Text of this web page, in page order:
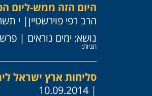
היום הזה ממש-ליום
הרב רפי פוירשטיין| י
נושא: ימים נוראים |
תגיות:
סליחות ארץ ישראל
| 10.09.2014